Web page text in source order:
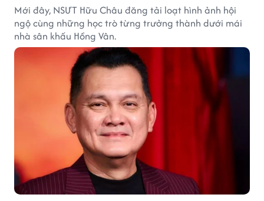
Mới đây, NSƯT Hữu Châu đăng tải loạt hình ảnh hội
ngộ cùng những học trò từng trưởng thành dưới mái
nhà sân khấu Hồng Vân.